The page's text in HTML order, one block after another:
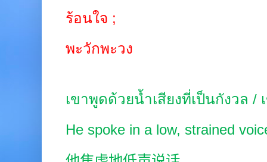
ร้อนใจ ;
พะวักพะวง
เขาพูดด้วยน้ำเสียงที่เป็นกังวล /
He spoke in a low, strained